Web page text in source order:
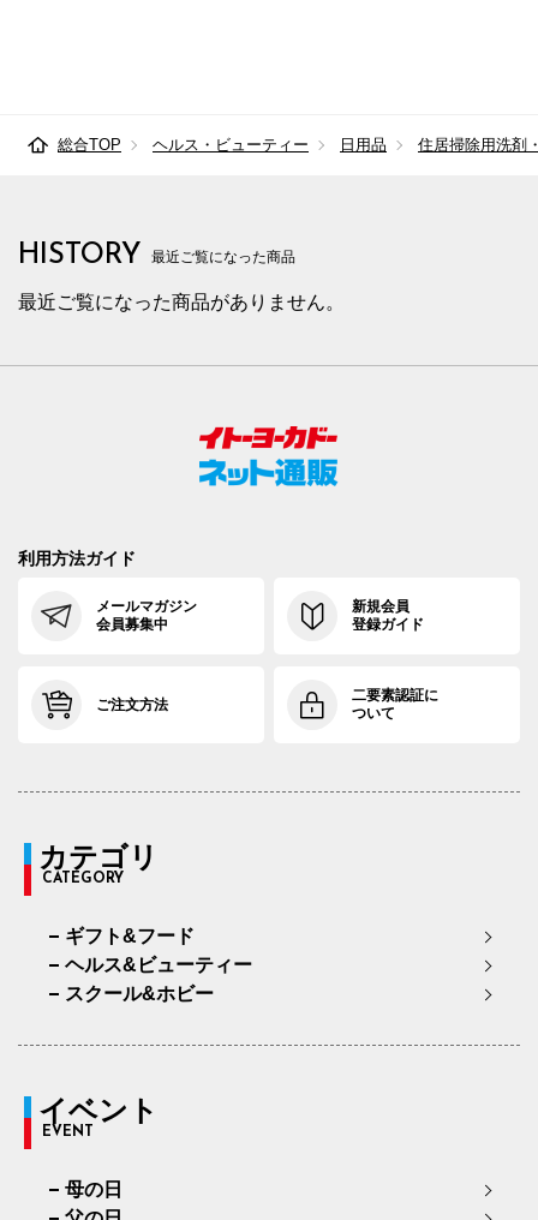
総合TOP ヘルス・ビューティー 日用品 住居掃除用洗剤
HISTORY 最近ご覧になった商品
最近ご覧になった商品がありません。
利用方法ガイド
メールマガジン
会員募集中
新規会員
登録ガイド
ご注文方法
二要素認証に
ついて
カテゴリ
CATEGORY
ギフト&フード
ヘルス&ビューティー
スクール&ホビー
イベント
EVENT
母の日